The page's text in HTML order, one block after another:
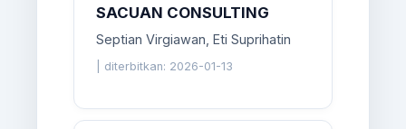
SACUAN CONSULTING
Septian Virgiawan, Eti Suprihatin
diterbitkan: 2026-01-13